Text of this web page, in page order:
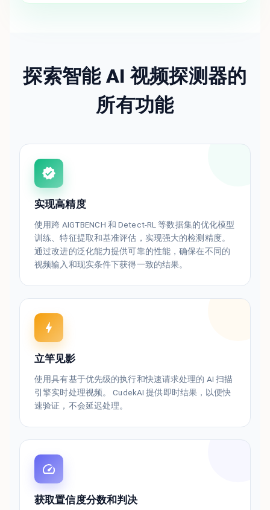
探索智能 AI 视频探测器的
所有功能
实现高精度
使用跨 AIGTBENCH 和 Detect-RL 等数据集的优化模型
训练、特征提取和基准评估，实现强大的检测精度。
通过改进的泛化能力提供可靠的性能，确保在不同的
视频输入和现实条件下获得一致的结果。
立竿见影
使用具有基于优先级的执行和快速请求处理的 AI 扫描
引擎实时处理视频。 CudekAI 提供即时结果，以便快
速验证，不会延迟处理。
获取置信度分数和判决